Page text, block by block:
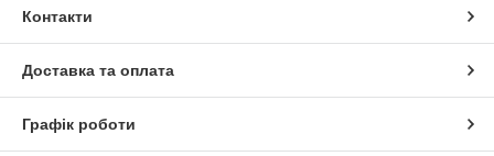
Контакти
Доставка та оплата
Графік роботи